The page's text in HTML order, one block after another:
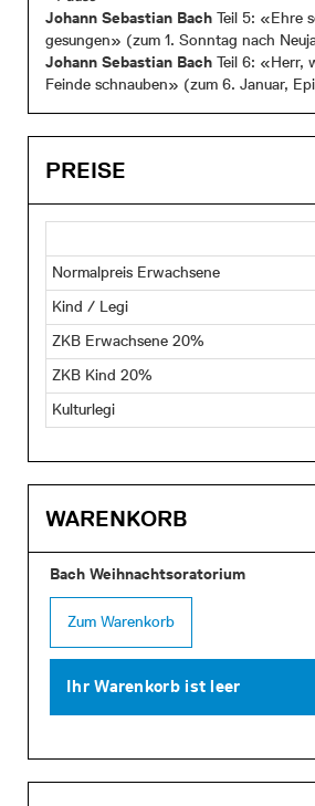
Johann Sebastian Bach Teil 5: «Ehre
gesungen» (zum 1. Sonntag nach
Johann Sebastian Bach Teil 6: «Herr,
Feinde schnauben» (zum 6. Januar,
PREISE
Normalpreis Erwachsene
Kind / Legi
ZKB Erwachsene 20%
ZKB Kind 20%
Kulturlegi
WARENKORB
Bach Weihnachtsoratorium
Zum Warenkorb
Ihr Warenkorb ist leer